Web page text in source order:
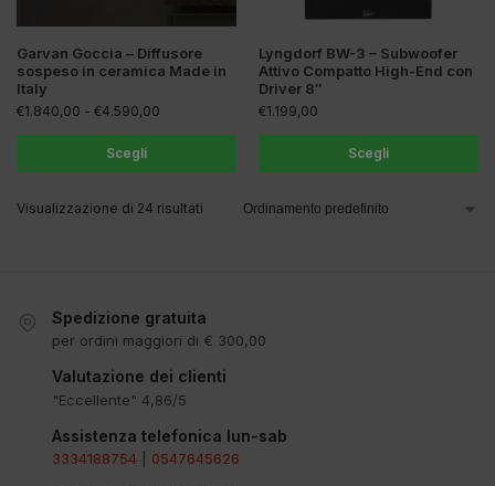
Garvan Goccia – Diffusore
sospeso in ceramica Made in
Italy
€1.840,00 - €4.590,00
Scegli
Lyngdorf BW-3 – Subwoofer
Attivo Compatto High-End con
Driver 8″
€1.199,00
Scegli
Visualizzazione di 24 risultati
Spedizione gratuita
per ordini maggiori di € 300,00
Valutazione dei clienti
"Eccellente" 4,86/5
Assistenza telefonica lun-sab
3334188754 0547645626